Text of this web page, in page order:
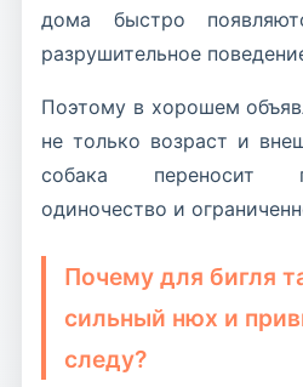
дома быстро
разрушительное
Поэтому в хорошем
не только возраст и
собака переносит
одиночество и
Почему для бигля
сильный нюх и
следу?